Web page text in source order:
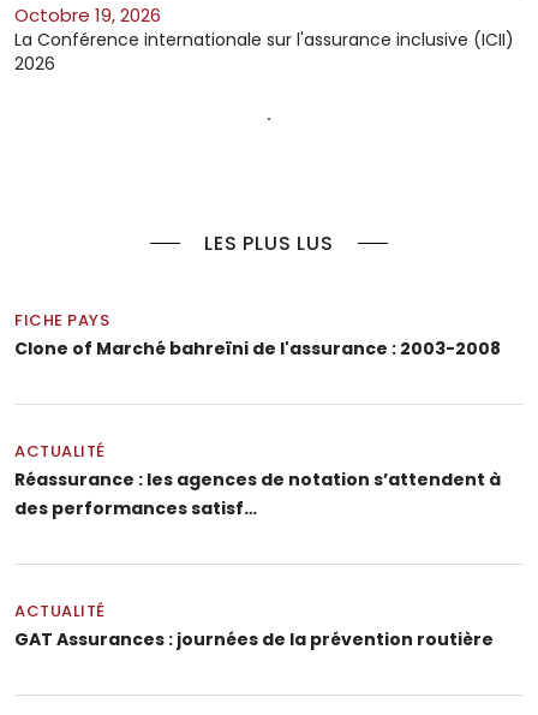
octobre 19, 2026
La Conférence internationale sur l'assurance inclusive (ICII)
2026
LES PLUS LUS
FICHE PAYS
Clone of Marché bahreïni de l'assurance : 2003-2008
ACTUALITÉ
Réassurance : les agences de notation s’attendent à
des performances satisf…
ACTUALITÉ
GAT Assurances : journées de la prévention routière